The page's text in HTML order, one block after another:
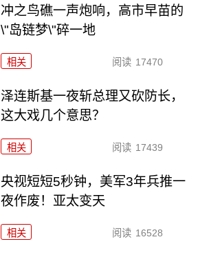
冲之鸟礁一声炮响，高市早苗的
\"岛链梦\"碎一地
相关 阅读 17470
泽连斯基一夜斩总理又砍防长，
这大戏几个意思？
相关 阅读 17439
央视短短5秒钟，美军3年兵推一
夜作废！亚太变天
相关 阅读 16528